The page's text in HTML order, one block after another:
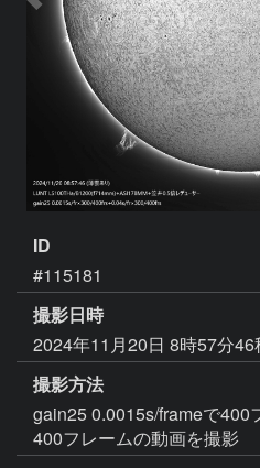
ID
#115181
撮影日時
2024年11月20日 8時57分46
撮影方法
gain25 0.0015s/frameで400
400フレームの動画を撮影